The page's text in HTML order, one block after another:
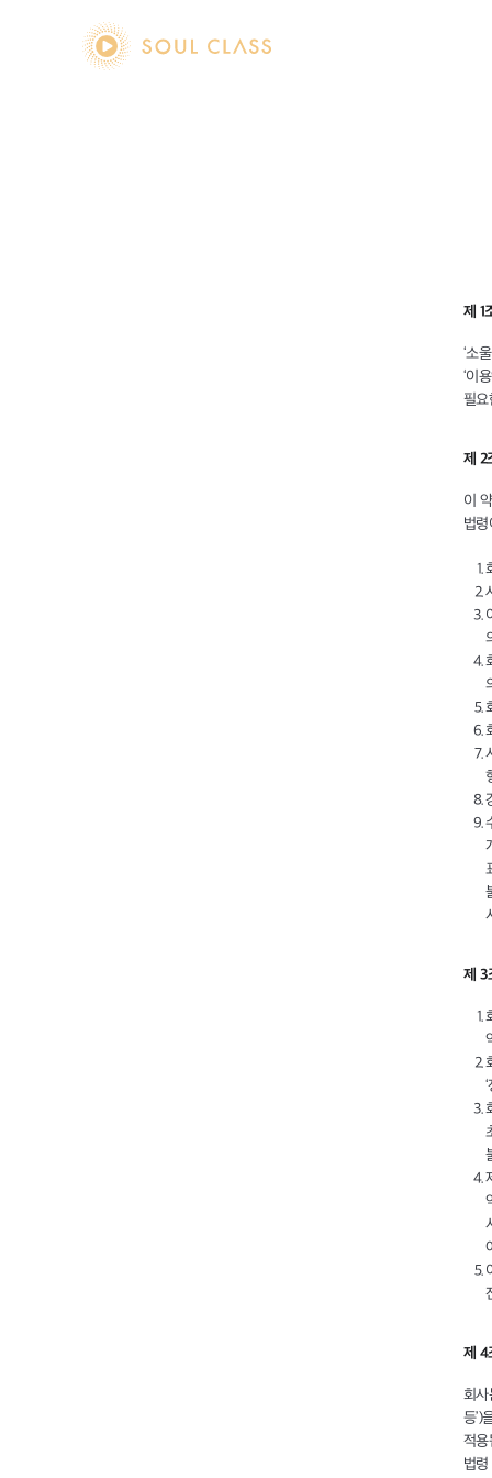
soul class
제 1
‘소
‘이
필요
제 2
이
법
제 3
제 4
회사
등’)
적용
법령